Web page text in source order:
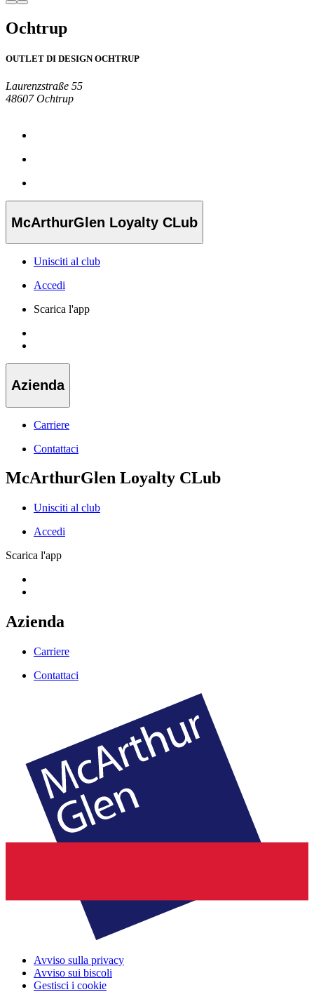
Ochtrup
OUTLET DI DESIGN OCHTRUP
Laurenzstraße 55
48607 Ochtrup
McArthurGlen Loyalty CLub
Unisciti al club
Accedi
Scarica l'app
Azienda
Carriere
Contattaci
McArthurGlen Loyalty CLub
Unisciti al club
Accedi
Scarica l'app
Azienda
Carriere
Contattaci
Avviso sulla privacy
Avviso sui biscoli
Gestisci i cookie